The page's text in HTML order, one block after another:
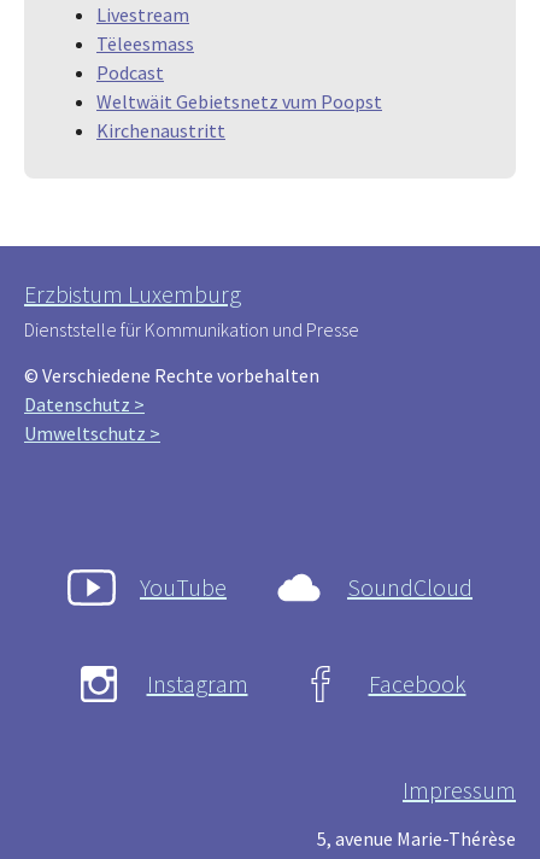
Livestream
Tëleesmass
Podcast
Weltwäit Gebietsnetz vum Poopst
Kirchenaustritt
Erzbistum Luxemburg
Dienststelle für Kommunikation und Presse
© Verschiedene Rechte vorbehalten
Datenschutz >
Umweltschutz >
YouTube SoundCloud
Instagram Facebook
Impressum
5, avenue Marie-Thérèse